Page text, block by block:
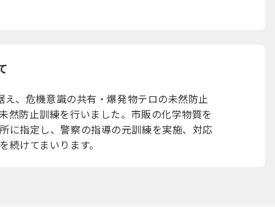
、危機意識の共有・爆発物テロの未然防止
然防止訓練を行いました。市販の化学物質を
に指定し、警察の指導の元訓練を実施、対応
けてまいります。